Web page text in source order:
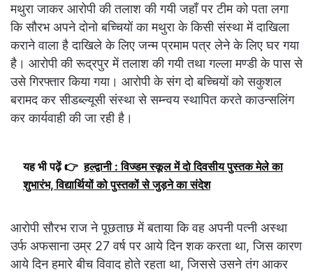
मथुरा जाकर आरोपी की तलाश की गयी जहाँ पर टीम को पता लगा
कि सौरभ अपने दोनो बच्चियों का मथुरा के किसी संस्था में दाखिला
कराने वाला है दाखिले के लिए जन्म प्रमाम पत्र लेने के लिए घर गया
है। आरोपी की रूद्रपुर में तलाश की गयी तथा गल्ला मण्डी के पास से
उसे गिरफ्तार किया गया। आरोपी के संग दो बच्चियों को सकुशल
बरामद कर सीडब्ल्यूसी संस्था से सम्न्वय स्थापित करते काउन्सलिंग
कर कार्यवाही की जा रही है।
यह भी पढ़ें 👉 हल्द्वानी : विज्डम स्कूल में दो दिवसीय पुस्तक मेले का
शुभारंभ, विद्यार्थियों को पुस्तकों से जुड़ने का संदेश
आरोपी सौरभ राज ने पूछताछ में बताया कि वह अपनी पत्नी अस्था
उर्फ अफसाना उम्र 27 वर्ष पर आये दिन शक करता था, जिस कारण
आये दिन हमारे बीच विवाद होते रहता था, जिससे उसने तंग आकर